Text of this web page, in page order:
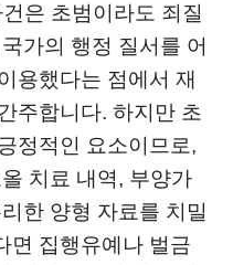
은 초범이라도 죄질
가의 행정 질서를 어
용했다는 점에서 재
주합니다. 하지만 초
정적인 요소이므로,
치료 내역, 부양가
한 양형 자료를 치밀
면 집행유예나 벌금